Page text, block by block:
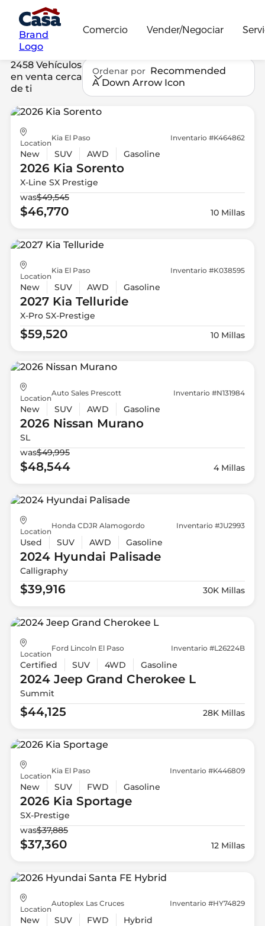
Brand
Logo
Comercio Vender/Negociar
2458 Vehículos
en venta cerca
de ti
Ordenar por Recommended
A Down Arrow Icon
Location
Kia El Paso Inventario #K464862
New SUV AWD Gasoline
2026 Kia Sorento
X-Line SX Prestige
was$49,545
$46,770 10 Millas
Location
Kia El Paso Inventario #K038595
New SUV AWD Gasoline
2027 Kia Telluride
X-Pro SX-Prestige
$59,520 10 Millas
Location
Auto Sales Prescott Inventario #N131984
New SUV AWD Gasoline
2026 Nissan Murano
SL
was$49,995
$48,544 4 Millas
Location
Honda CDJR Alamogordo Inventario #JU2993
Used SUV AWD Gasoline
2024 Hyundai Palisade
Calligraphy
$39,916 30K Millas
Location
Ford Lincoln El Paso Inventario #L26224B
Certified SUV 4WD Gasoline
2024 Jeep Grand Cherokee L
Summit
$44,125 28K Millas
Location
Kia El Paso Inventario #K446809
New SUV FWD Gasoline
2026 Kia Sportage
SX-Prestige
was$37,885
$37,360 12 Millas
Location
Autoplex Las Cruces Inventario #HY74829
New SUV FWD Hybrid